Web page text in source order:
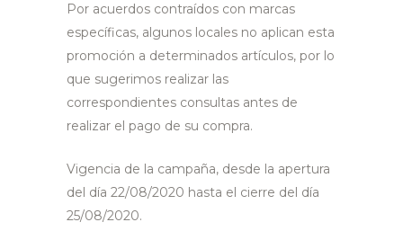
Por acuerdos contraídos con marcas
específicas, algunos locales no aplican esta
promoción a determinados artículos, por lo
que sugerimos realizar las
correspondientes consultas antes de
realizar el pago de su compra.
Vigencia de la campaña, desde la apertura
del día 22/08/2020 hasta el cierre del día
25/08/2020.